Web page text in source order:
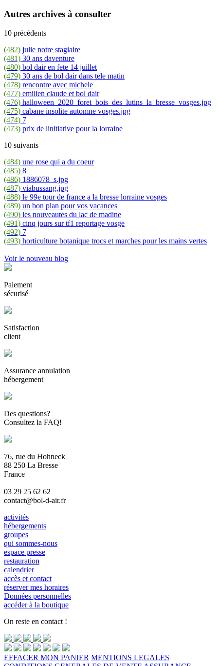
Autres archives à consulter
10 précédents
(482) julie notre stagiaire
(481) 30 ans daventure
(480) bol dair en fete 14 juillet
(479) 30 ans de bol dair dans tele matin
(478) rencontre avec michele
(477) emilien claude et bol dair
(476) halloween_2020_foret_bois_des_lutins_la_bresse_vosges.jpg
(475) cabane insolite automne vosges.jpg
(474) 7
(473) prix de linitiative pour la lorraine
10 suivants
(484) une rose qui a du coeur
(485) 8
(486) 1886078_s.jpg
(487) viabussang.jpg
(488) le 99e tour de france a la bresse lorraine vosges
(489) un bon plan pour vos vacances
(490) les nouveautes du lac de madine
(491) cinq jours sur tf1 reportage vosge
(492) 7
(493) horticulture botanique trocs et marches pour les mains vertes
Voir le nouveau blog
Paiement
sécurisé
Satisfaction
client
Assurance annulation
hébergement
Des questions?
Consultez la FAQ!
76, rue du Hohneck
88 250 La Bresse
France
03 29 25 62 62
contact@bol-d-air.fr
activités
hébergements
groupes
qui sommes-nous
espace presse
restauration
calendrier
accès et contact
réserver mes horaires
Données personnelles
accéder à la boutique
On reste en contact !
EFFACER MON PANIER MENTIONS LEGALES